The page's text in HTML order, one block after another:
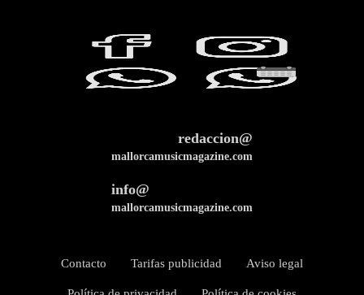
redaccion@
mallorcamusicmagazine.com
info@
mallorcamusicmagazine.com
Contacto Tarifas publicidad Aviso legal